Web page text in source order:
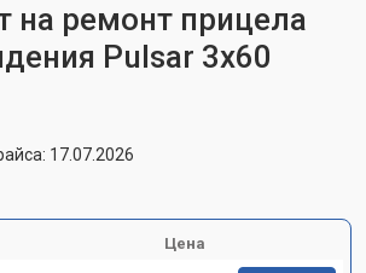
на ремонт прицела
Pulsar 3x60
17.07.2026
Цена